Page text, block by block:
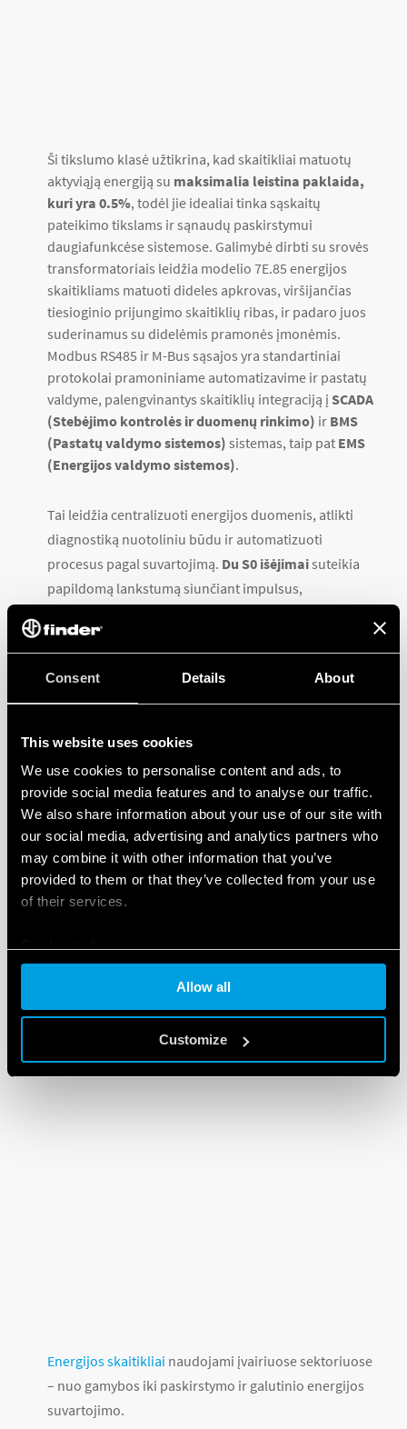
Consent Details About
This website uses cookies
We use cookies to personalise content and ads, to
provide social media features and to analyse our traffic.
We also share information about your use of our site with
our social media, advertising and analytics partners who
may combine it with other information that you’ve
provided to them or that they’ve collected from your use
of their services.
Allow all
Customize
Ši tikslumo klasė užtikrina, kad skaitikliai matuotų
aktyviąją energiją su maksimalia leistina paklaida,
kuri yra 0.5%, todėl jie idealiai tinka sąskaitų
pateikimo tikslams ir sąnaudų paskirstymui
daugiafunkcėse sistemose. Galimybė dirbti su srovės
transformatoriais leidžia modelio 7E.85 energijos
skaitikliams matuoti dideles apkrovas, viršijančias
tiesioginio prijungimo skaitiklių ribas, ir padaro juos
suderinamus su didelėmis pramonės įmonėmis.
Modbus RS485 ir M-Bus sąsajos yra standartiniai
protokolai pramoniniame automatizavime ir pastatų
valdyme, palengvinantys skaitiklių integraciją į SCADA
(Stebėjimo kontrolės ir duomenų rinkimo) ir BMS
(Pastatų valdymo sistemos) sistemas, taip pat EMS
(Energijos valdymo sistemos).
Tai leidžia centralizuoti energijos duomenis, atlikti
diagnostiką nuotoliniu būdu ir automatizuoti
procesus pagal suvartojimą. Du S0 išėjimaisuteikia
papildomą lankstumą siunčiant impulsus,
kurie gali būti naudojami supaprastintose stebėjimo
tiesiogiai įrenginyje konfigūruoti dvigubus tarifus
vartotojamsstebėti ir optimizuoti energijos
esminis aspektas, norint sumažinti sąnaudas. Patvari
konstrukcija, su išplėstiniu veikimo temperatūros
diapazonu iki 70 °C, užtikrina patikimą veikimą net ir
pramoninėse aplinkose, kuriose yra aukštos
temperatūros arba reikšminga klimato kaita,
prailginant ilgaamžiškumą ir mažinant aptarnavimo
ENERGIJOS SKAITIKLIAI: PRITAIKYMAS
Energijos skaitikliai naudojami įvairiuose sektoriuose
– nuo gamybos iki paskirstymo ir galutinio energijos
suvartojimo.